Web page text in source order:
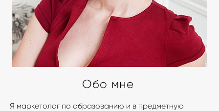
Обо мне
Я маркетолог по образованию и в предметную